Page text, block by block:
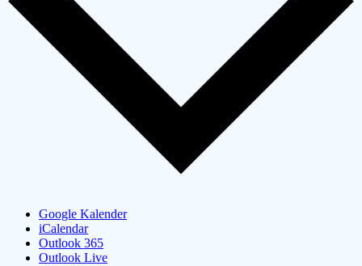
Google Kalender
iCalendar
Outlook 365
Outlook Live